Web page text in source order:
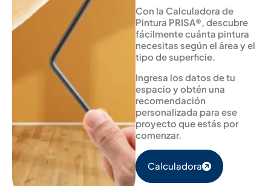
Con la Calculadora de
Pintura PRISA®, descubre
fácilmente cuánta pintura
necesitas según el área y el
tipo de superficie.
Ingresa los datos de tu
espacio y obtén una
recomendación
personalizada para ese
proyecto que estás por
comenzar.
Calculadora